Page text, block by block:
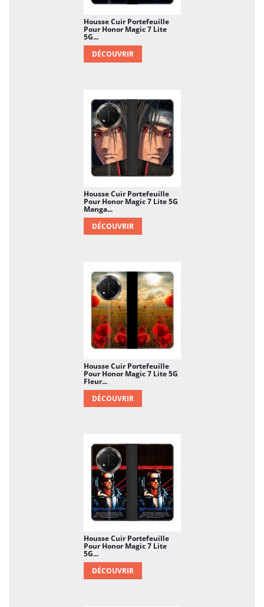
Housse Cuir Portefeuille
Pour Honor Magic 7 Lite
5G...
DÉCOUVRIR
Housse Cuir Portefeuille
Pour Honor Magic 7 Lite 5G
Manga...
DÉCOUVRIR
Housse Cuir Portefeuille
Pour Honor Magic 7 Lite 5G
Fleur...
DÉCOUVRIR
Housse Cuir Portefeuille
Pour Honor Magic 7 Lite
5G...
DÉCOUVRIR